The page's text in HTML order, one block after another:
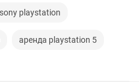
playstation
аренда playstation 5